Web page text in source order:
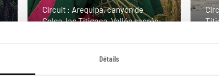
Détails
Circuit : Arequipa, canyon de
Colca, lac Titicaca, Vallée sacrée.
15 jours / 13 nuits
à partir de 3750€
13
à